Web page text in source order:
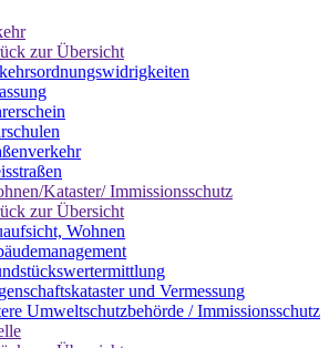
zur Übersicht
Kataster/ Immissionsschutz
zur Übersicht
Wohnen
und Vermessung
Umweltschutzbehörde / Immissionsschutz